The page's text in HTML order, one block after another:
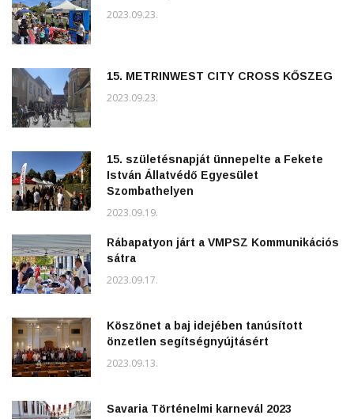
2023.09.23.
15. METRINWEST CITY CROSS KŐSZEG
2023.09.23.
15. születésnapját ünnepelte a Fekete
István Állatvédő Egyesület
Szombathelyen
2023.09.19.
Rábapatyon járt a VMPSZ Kommunikációs
sátra
2023.09.17.
Köszönet a baj idejében tanúsított
önzetlen segítségnyújtásért
2023.09.13.
Savaria Történelmi karnevál 2023